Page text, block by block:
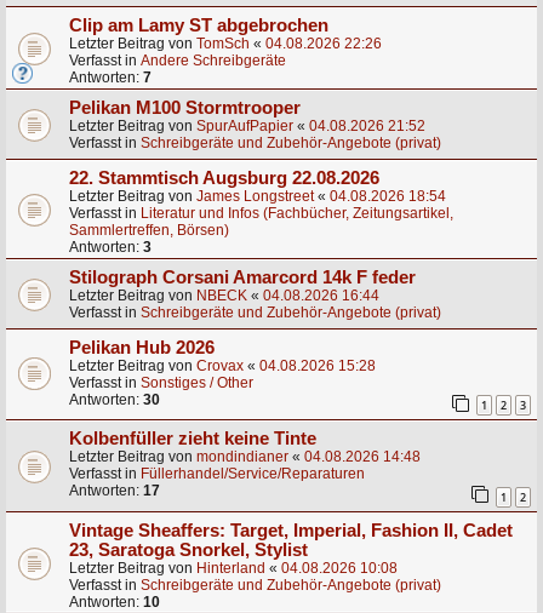
Clip am Lamy ST abgebrochen
Letzter Beitrag von TomSch « 04.08.2026 22:26
Verfasst in Andere Schreibgeräte
Antworten: 7
Pelikan M100 Stormtrooper
Letzter Beitrag von SpurAufPapier « 04.08.2026 21:52
Verfasst in Schreibgeräte und Zubehör-Angebote (privat)
22. Stammtisch Augsburg 22.08.2026
Letzter Beitrag von James Longstreet« 04.08.2026 18:54
Verfasst in Literatur und Infos (Fachbücher, Zeitungsartikel,
Sammlertreffen, Börsen)
Antworten: 3
Stilograph Corsani Amarcord 14k F feder
Letzter Beitrag von NBECK « 04.08.2026 16:44
Verfasst in Schreibgeräte und Zubehör-Angebote (privat)
Pelikan Hub 2026
Letzter Beitrag von Crovax « 04.08.2026 15:28
Verfasst in Sonstiges / Other
Antworten: 30 1 2 3
Kolbenfüller zieht keine Tinte
Letzter Beitrag von mondindianer « 04.08.2026 14:48
Verfasst in Füllerhandel/Service/Reparaturen
Antworten: 17 1 2
Vintage Sheaffers: Target, Imperial, Fashion II, Cadet
23, Saratoga Snorkel, Stylist
Letzter Beitrag von Hinterland « 04.08.2026 10:08
Verfasst in Schreibgeräte und Zubehör-Angebote (privat)
Antworten: 10